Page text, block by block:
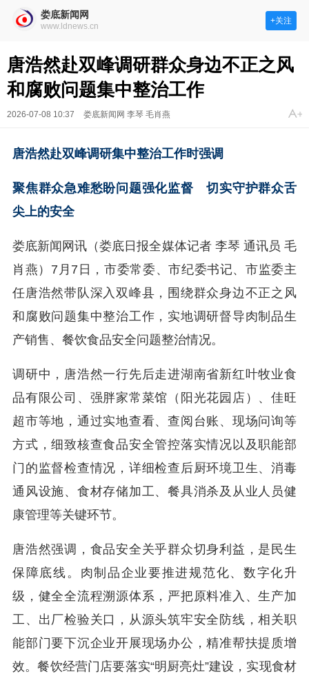
娄底新闻网
www.ldnews.cn
+关注
唐浩然赴双峰调研群众身边不正之风
和腐败问题集中整治工作
2026-07-08 10:37 娄底新闻网 李琴 毛肖燕
唐浩然赴双峰调研集中整治工作时强调
聚焦群众急难愁盼问题强化监督 切实守护群众舌
尖上的安全
娄底新闻网讯（娄底日报全媒体记者 李琴 通讯员 毛
肖燕） 7月7日，市委常委、市纪委书记、市监委主
任唐浩然带队深入双峰县，围绕群众身边不正之风
和腐败问题集中整治工作，实地调研督导肉制品生
产销售、餐饮食品安全问题整治情况。
调研中，唐浩然一行先后走进湖南省新红叶牧业食
品有限公司、强胖家常菜馆（阳光花园店）、佳旺
超市等地，通过实地查看、查阅台账、现场问询等
方式，细致核查食品安全管控落实情况以及职能部
门的监督检查情况，详细检查后厨环境卫生、消毒
通风设施、食材存储加工、餐具消杀及从业人员健
康管理等关键环节。
唐浩然强调，食品安全关乎群众切身利益，是民生
保障底线。肉制品企业要推进规范化、数字化升
级，健全全流程溯源体系，严把原料准入、生产加
工、出厂检验关口，从源头筑牢安全防线，相关职
能部门要下沉企业开展现场办公，精准帮扶提质增
效。餐饮经营门店要落实“明厨亮灶”建设，实现食材